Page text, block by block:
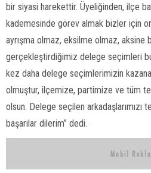
bir siyasi harekettir. Üyeliğinden, ilçe
kademesinde görev almak bizler için
ayrışma olmaz, eksilme olmaz, aksine
gerçekleştirdiğimiz delege seçimleri
kez daha delege seçimlerimizin
olmuştur, ilçemize, partimize ve tüm
olsun. Delege seçilen arkadaşlarımızı
başarılar dilerim” dedi.